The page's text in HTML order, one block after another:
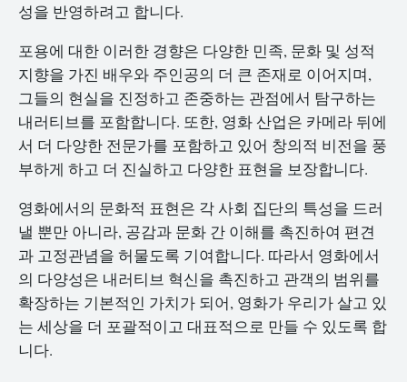
성을 반영하려고 합니다.
포용에 대한 이러한 경향은 다양한 민족, 문화 및 성적
지향을 가진 배우와 주인공의 더 큰 존재로 이어지며,
그들의 현실을 진정하고 존중하는 관점에서 탐구하는
내러티브를 포함합니다. 또한, 영화 산업은 카메라 뒤에
서 더 다양한 전문가를 포함하고 있어 창의적 비전을 풍
부하게 하고 더 진실하고 다양한 표현을 보장합니다.
영화에서의 문화적 표현은 각 사회 집단의 특성을 드러
낼 뿐만 아니라, 공감과 문화 간 이해를 촉진하여 편견
과 고정관념을 허물도록 기여합니다. 따라서 영화에서
의 다양성은 내러티브 혁신을 촉진하고 관객의 범위를
확장하는 기본적인 가치가 되어, 영화가 우리가 살고 있
는 세상을 더 포괄적이고 대표적으로 만들 수 있도록 합
니다.